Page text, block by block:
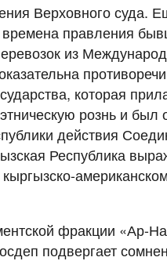
Верховного суда.
правления
из
которая
рознь и был
действия
Республика
фракции «Ар-
подвергает